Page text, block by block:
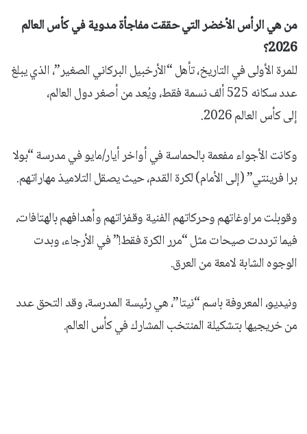
من هي الرأس الأخضر التي حققت مفاجأة مدوية في كأس العالم
2026؟
للمرة الأولى في التاريخ، تأهل “الأرخبيل البركاني الصغير”، الذي يبلغ
عدد سكانه 525 ألف نسمة فقط، ويُعد من أصغر دول العالم،
إلى كأس العالم 2026.
وكانت الأجواء مفعمة بالحماسة في أواخر أيار/مايو في مدرسة “بولا
برا فرينتي” (إلى الأمام) لكرة القدم، حيث يصقل التلاميذ مهاراتهم.
وقوبلت مراوغاتهم وحركاتهم الفنية وقفزاتهم وأهدافهم بالهتافات،
فيما ترددت صيحات مثل “مرر الكرة فقط!” في الأرجاء، وبدت
الوجوه الشابة لامعة من العرق.
ونيديو، المعروفة باسم “نيتا”، هي رئيسة المدرسة، وقد التحق عدد
من خريجيها بتشكيلة المنتخب المشارك في كأس العالم.